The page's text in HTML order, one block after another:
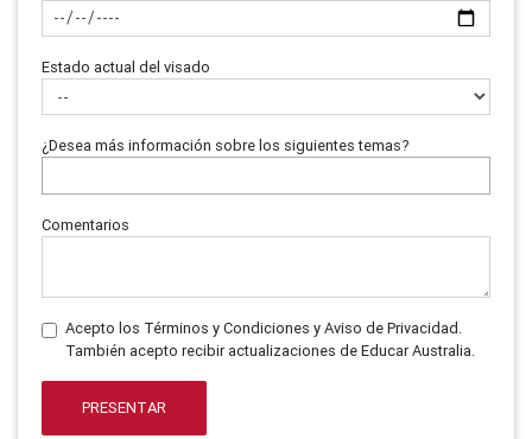
Estado actual del visado
¿Desea más información sobre los siguientes temas?
Comentarios
Acepto los Términos y Condiciones y Aviso de Privacidad.
También acepto recibir actualizaciones de Educar Australia.
PRESENTAR